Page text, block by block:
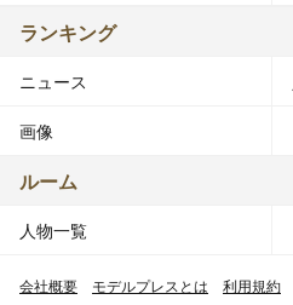
ランキング
ニュース
画像
ルーム
人物一覧
会社概要 モデルプレスとは 利用規約